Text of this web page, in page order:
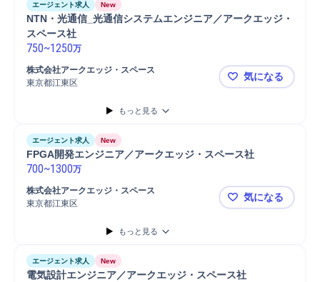
エージェント求人 New
NTN・光通信_光通信システムエンジニア／アークエッジ・
スペース社
750~1250万
株式会社アークエッジ・スペース
東京都江東区
NTN・光通
気になる
もっと見る
エージェント求人 New
FPGA開発エンジニア／アークエッジ・スペース社
700~1300万
株式会社アークエッジ・スペース
東京都江東区
FPGA開発
気になる
もっと見る
エージェント求人 New
電気設計エンジニア／アークエッジ・スペース社